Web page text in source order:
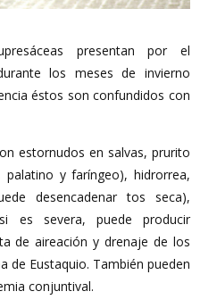
presentan por el
los meses de invierno
éstos son confundidos con
estornudos en salvas, prurito
palatino y faríngeo), hidrorrea,
desencadenar tos seca),
es severa, puede producir
de aireación y drenaje de los
de Eustaquio. También pueden
conjuntival.